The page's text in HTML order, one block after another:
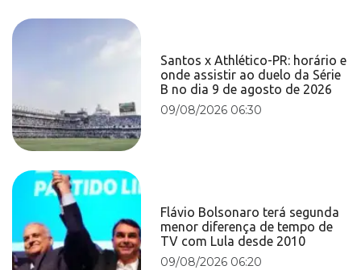
Santos x Athlético-PR: horário e
onde assistir ao duelo da Série
B no dia 9 de agosto de 2026
09/08/2026 06:30
Flávio Bolsonaro terá segunda
menor diferença de tempo de
TV com Lula desde 2010
09/08/2026 06:20